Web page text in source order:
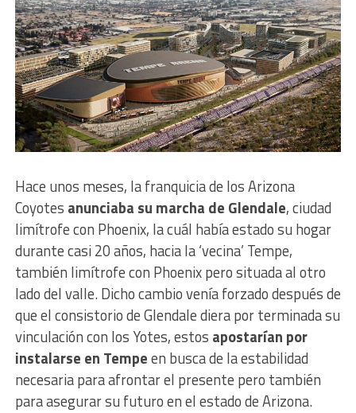
Hace unos meses, la franquicia de los Arizona
Coyotes anunciaba su marcha de Glendale, ciudad
limítrofe con Phoenix, la cuál había estado su hogar
durante casi 20 años, hacia la ‘vecina’ Tempe,
también limítrofe con Phoenix pero situada al otro
lado del valle. Dicho cambio venía forzado después de
que el consistorio de Glendale diera por terminada su
vinculación con los Yotes, estos apostarían por
instalarse en Tempeen busca de la estabilidad
necesaria para afrontar el presente pero también
para asegurar su futuro en el estado de Arizona.